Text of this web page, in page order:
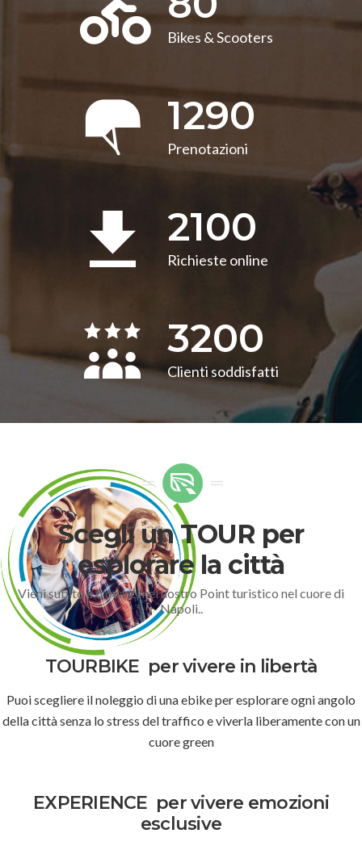
Bikes & Scooters
1290
Prenotazioni
2100
Richieste online
3200
Clienti soddisfatti
Scegli un TOUR per
esplorare la città
Vieni subito a trovarci nel nostro Point turistico nel cuore di
Napoli..
TOURBIKE per vivere in libertà
Puoi scegliere il noleggio di una ebike per esplorare ogni angolo
della città senza lo stress del traffico e viverla liberamente con un
cuore green
EXPERIENCE per vivere emozioni
esclusive